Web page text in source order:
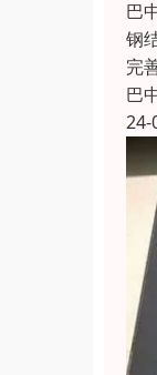
巴
钢
完
巴
24-